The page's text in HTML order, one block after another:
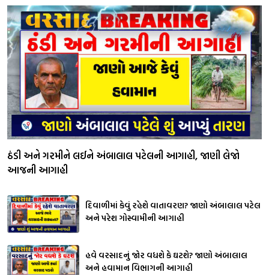
ઠંડી અને ગરમીને લઈને અંબાલાલ પટેલની આગાહી, જાણી લેજો
આજની આગાહી
દિવાળીમાં કેવું રહેશે વાતાવરણ? જાણો અંબાલાલ પટેલ
અને પરેશ ગોસ્વામીની આગાહી
હવે વરસાદનું જોર વધશે કે ઘટશે? જાણો અંબાલાલ
અને હવામાન વિભાગની આગાહી